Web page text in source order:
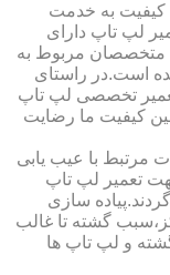
کیفیت به خدمت
لپ تاپ دارای
مربوط به
است.در راستای
تخصصی لپ تاپ
کیفیت ما رضایت
مرتبط با عیب یابی
تعمیر لپ تاپ
سازی
گشته تا غالب
و لپ تاپ ها